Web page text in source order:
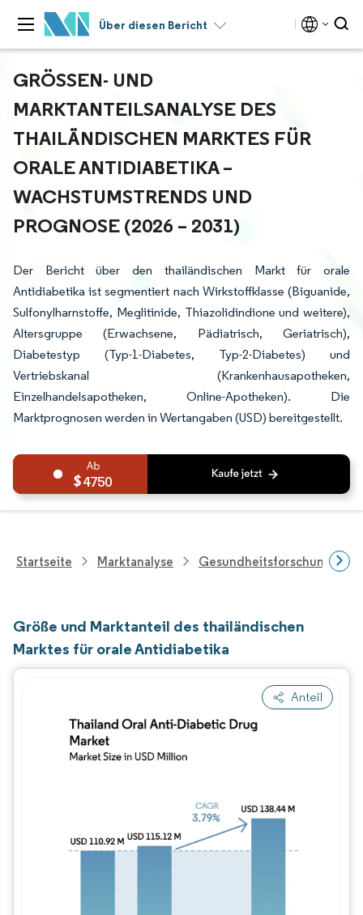
Über diesen Bericht
GRÖSSEN- UND M
ARKTANTEILSANALYSE DES T
HAILÄNDISCHEN MARKTES FÜR O
RALE ANTIDIABETIKA – W
ACHSTUMSTRENDS UND P
ROGNOSE (2026 – 2031)
Der Bericht über den thailändischen Markt für orale
Antidiabetika ist segmentiert nach Wirkstoffklasse (Biguanide,
Sulfonylharnstoffe, Meglitinide, Thiazolidindione und weitere),
Altersgruppe (Erwachsene, Pädiatrisch, Geriatrisch),
Diabetestyp (Typ-1-Diabetes, Typ-2-Diabetes) und
Vertriebskanal (Krankenhausapotheken,
Einzelhandelsapotheken, Online-Apotheken). Die
Marktprognosen werden in Wertangaben (USD) bereitgestellt.
4750
Startseite Marktanalyse Gesundheitsforschung
Größe und Marktanteil des thailändischen
Marktes für orale Antidiabetika
Anteil